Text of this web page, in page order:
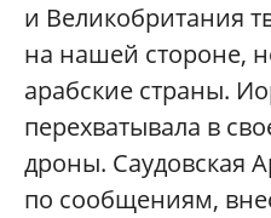
и Великобритания
на нашей стороне,
арабские страны.
перехватывала в
дроны. Саудовская
по сообщениям,